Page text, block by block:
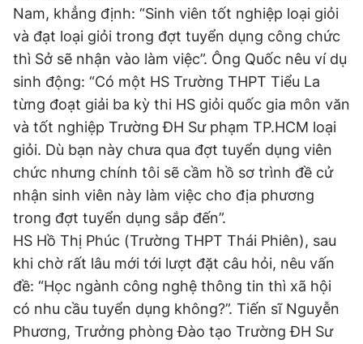
Nam, khẳng định: “Sinh viên tốt nghiệp loại giỏi
và đạt loại giỏi trong đợt tuyển dụng công chức
thì Sở sẽ nhận vào làm việc”. Ông Quốc nêu ví dụ
sinh động: “Có một HS Trường THPT Tiểu La
từng đoạt giải ba kỳ thi HS giỏi quốc gia môn văn
và tốt nghiệp Trường ĐH Sư phạm TP.HCM loại
giỏi. Dù bạn này chưa qua đợt tuyển dụng viên
chức nhưng chính tôi sẽ cầm hồ sơ trình đề cử
nhận sinh viên này làm việc cho địa phương
trong đợt tuyển dụng sắp đến”.
HS Hồ Thị Phúc (Trường THPT Thái Phiên), sau
khi chờ rất lâu mới tới lượt đặt câu hỏi, nêu vấn
đề: “Học ngành công nghệ thông tin thì xã hội
có nhu cầu tuyển dụng không?”. Tiến sĩ Nguyễn
Phương, Trưởng phòng Đào tạo Trường ĐH Sư